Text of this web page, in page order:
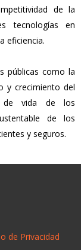
de la
tecnologías en
eficiencia.
públicas como la
y crecimiento del
de vida de los
de los
y seguros.
de Privacidad